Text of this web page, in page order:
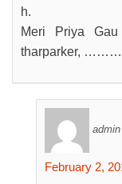
h.
Meri Priya
tharparker,
admin
February 2,